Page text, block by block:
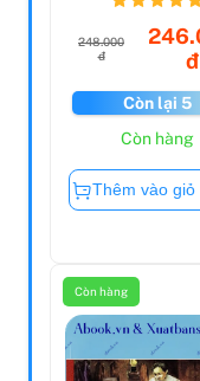
248.000
đ
đ
Còn lại 5
Còn hàng
Thêm vào giỏ
Còn hàng